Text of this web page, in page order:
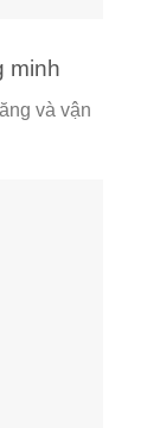
minh
và vận